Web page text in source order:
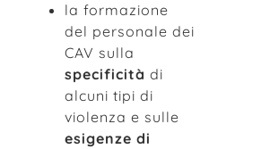
la formazione
del personale dei
CAV sulla
specificità di
alcuni tipi di
violenza e sulle
esigenze di